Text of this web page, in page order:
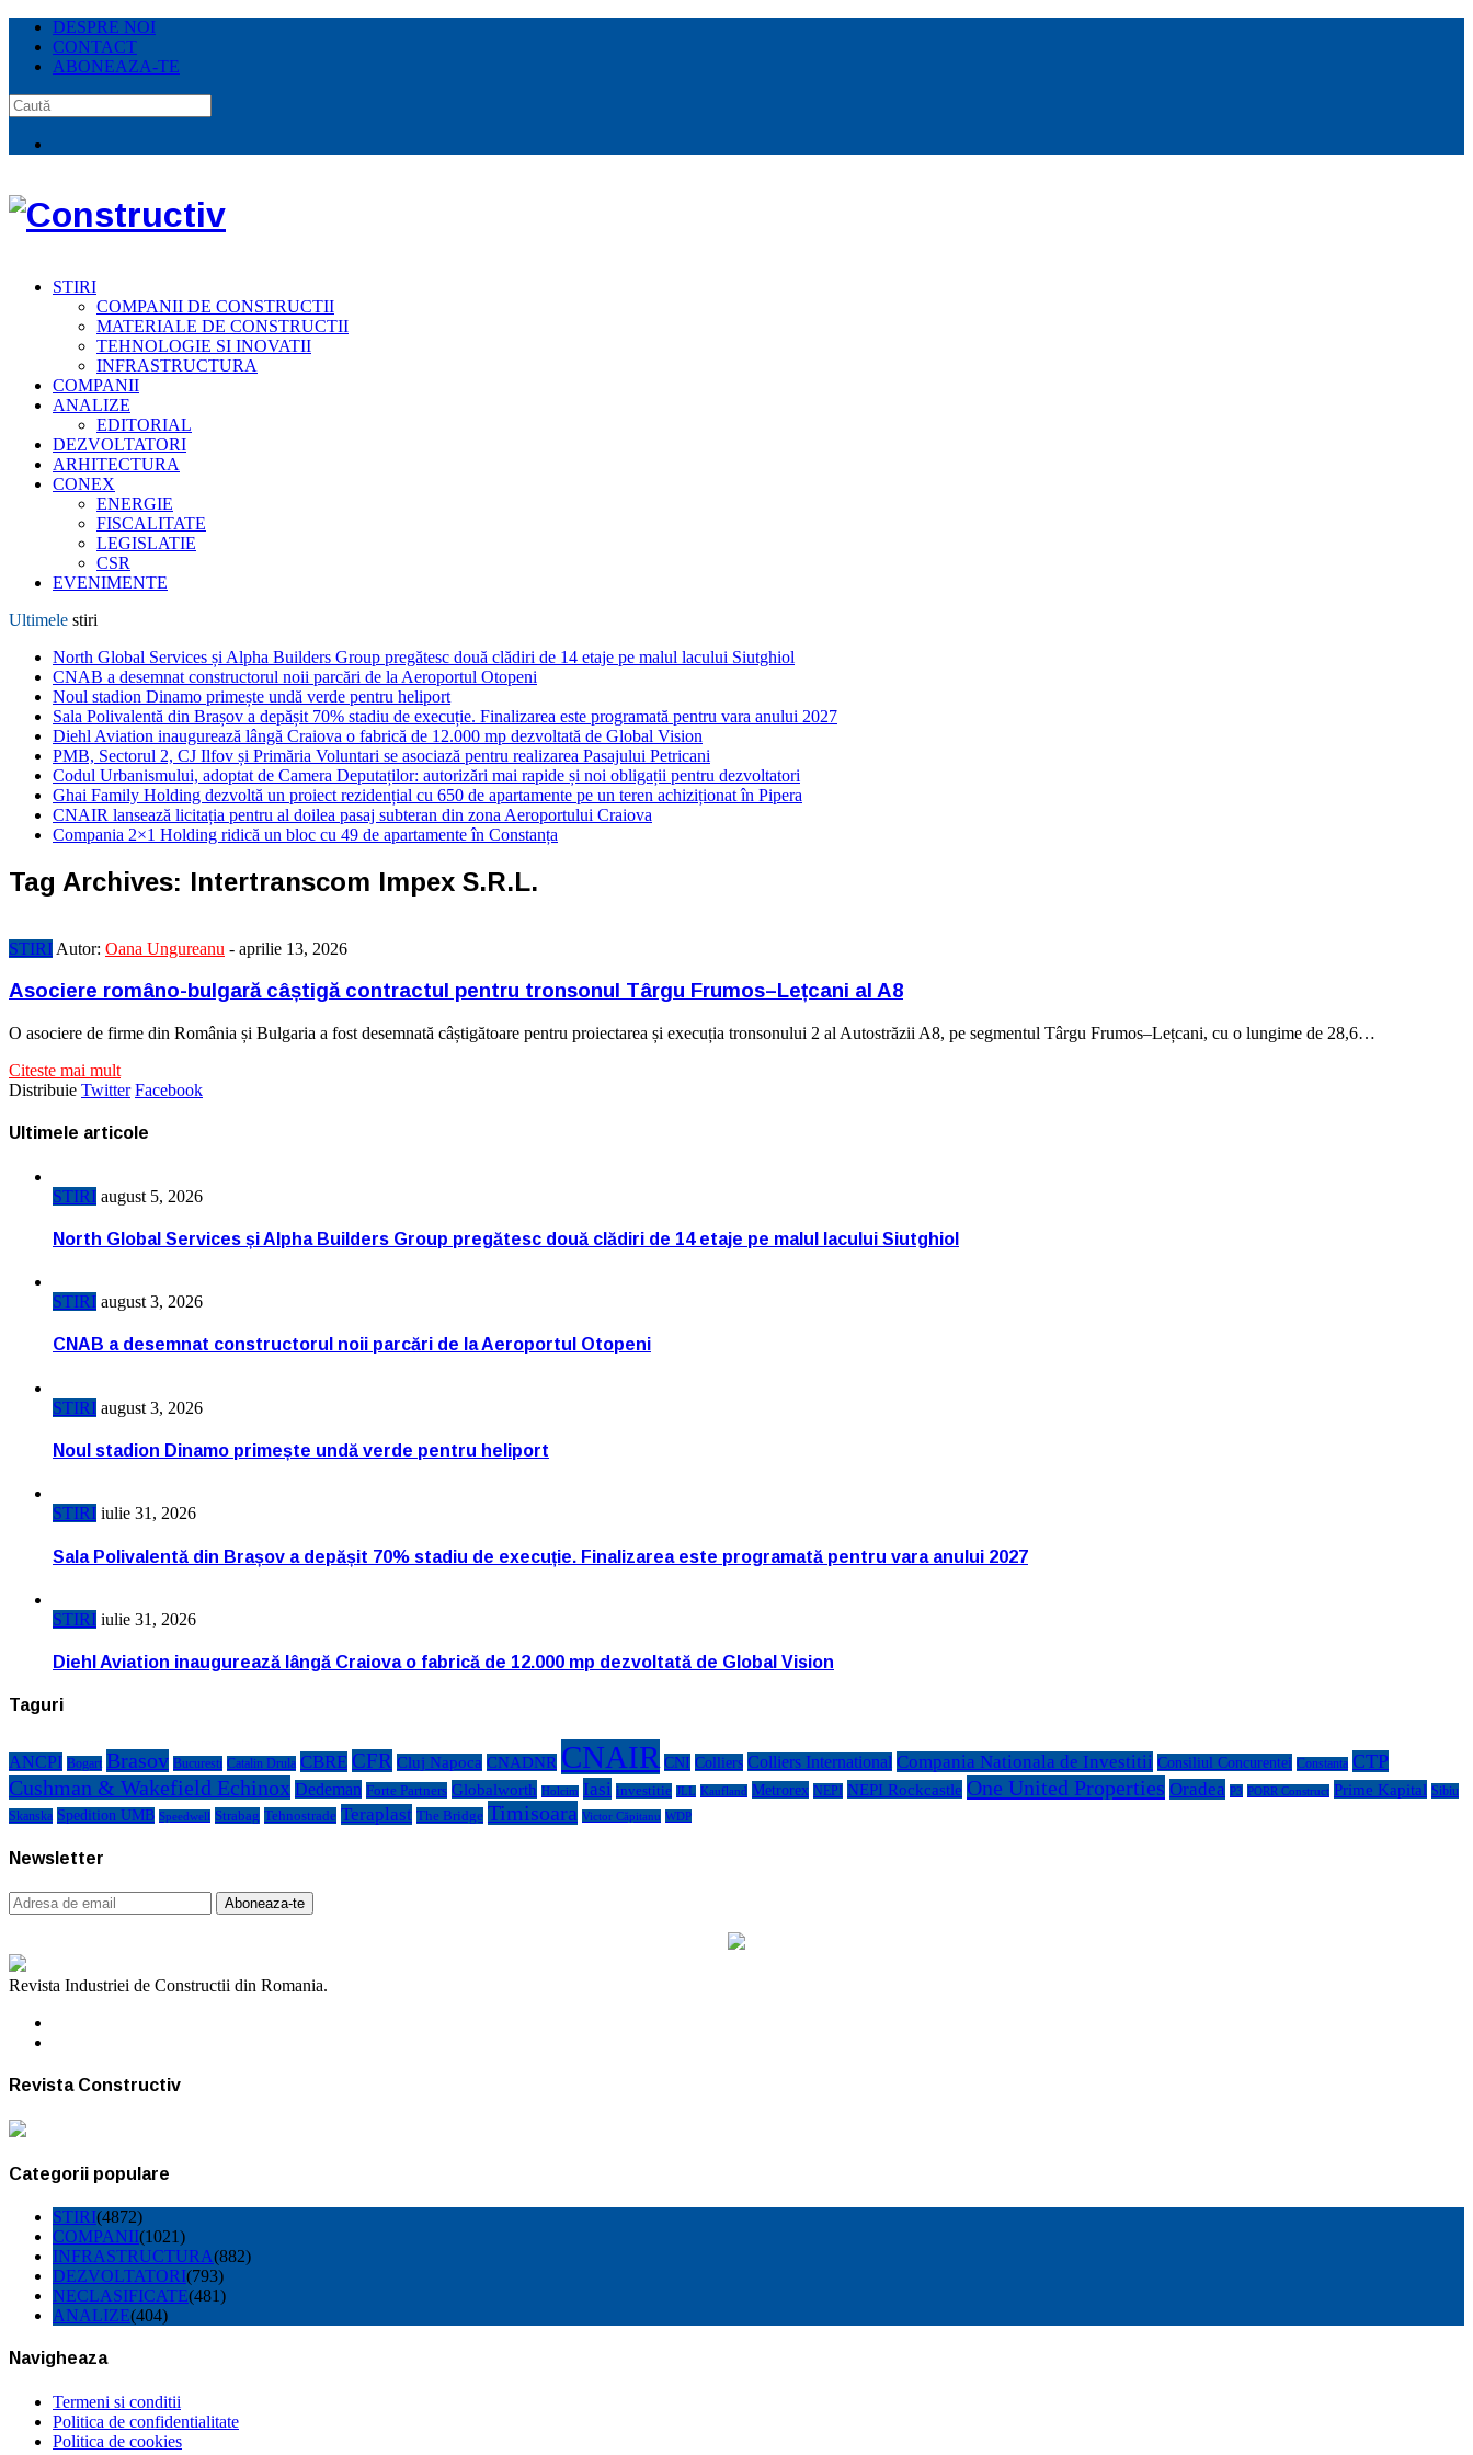
DESPRE NOI
CONTACT
ABONEAZA-TE
STIRI
COMPANII DE CONSTRUCTII
MATERIALE DE CONSTRUCTII
TEHNOLOGIE SI INOVATII
INFRASTRUCTURA
COMPANII
ANALIZE
EDITORIAL
DEZVOLTATORI
ARHITECTURA
CONEX
ENERGIE
FISCALITATE
LEGISLATIE
CSR
EVENIMENTE
Ultimele stiri
North Global Services și Alpha Builders Group pregătesc două clădiri de 14 etaje pe malul lacului Siutghiol
CNAB a desemnat constructorul noii parcări de la Aeroportul Otopeni
Noul stadion Dinamo primește undă verde pentru heliport
Sala Polivalentă din Brașov a depășit 70% stadiu de execuție. Finalizarea este programată pentru vara anului 2027
Diehl Aviation inaugurează lângă Craiova o fabrică de 12.000 mp dezvoltată de Global Vision
PMB, Sectorul 2, CJ Ilfov și Primăria Voluntari se asociază pentru realizarea Pasajului Petricani
Codul Urbanismului, adoptat de Camera Deputaților: autorizări mai rapide și noi obligații pentru dezvoltatori
Ghai Family Holding dezvoltă un proiect rezidențial cu 650 de apartamente pe un teren achiziționat în Pipera
CNAIR lansează licitația pentru al doilea pasaj subteran din zona Aeroportului Craiova
Compania 2×1 Holding ridică un bloc cu 49 de apartamente în Constanța
Tag Archives: Intertranscom Impex S.R.L.
STIRI Autor: Oana Ungureanu - aprilie 13, 2026
Asociere româno-bulgară câștigă contractul pentru tronsonul Târgu Frumos–Lețcani al A8
O asociere de firme din România și Bulgaria a fost desemnată câștigătoare pentru proiectarea și execuția tronsonului 2 al Autostrăzii A8, pe segmentul Târgu Frumos–Lețcani, cu o lungime de 28,6…
Citeste mai mult
Distribuie Twitter Facebook
Ultimele articole
STIRI august 5, 2026
North Global Services și Alpha Builders Group pregătesc două clădiri de 14 etaje pe malul lacului Siutghiol
STIRI august 3, 2026
CNAB a desemnat constructorul noii parcări de la Aeroportul Otopeni
STIRI august 3, 2026
Noul stadion Dinamo primește undă verde pentru heliport
STIRI iulie 31, 2026
Sala Polivalentă din Brașov a depășit 70% stadiu de execuție. Finalizarea este programată pentru vara anului 2027
STIRI iulie 31, 2026
Diehl Aviation inaugurează lângă Craiova o fabrică de 12.000 mp dezvoltată de Global Vision
Taguri
ANCPI Bogart Brasov Bucuresti Catalin Drula CBRE CFR Cluj Napoca CNADNR CNAIR CNI Colliers Colliers International Compania Nationala de Investitii Consiliul Concurentei Constanta CTP
Cushman & Wakefield Echinox Dedeman Forte Partners Globalworth Holcim Iasi investitie JLL Kaufland Metrorex NEPI NEPI Rockcastle One United Properties Oradea P3 PORR Construct Prime Kapital Sibiu
Skanska Spedition UMB Speedwell Strabag Tehnostrade Teraplast The Bridge Timisoara Victor Căpitanu WDP
Newsletter
Revista Industriei de Constructii din Romania.
Revista Constructiv
Categorii populare
STIRI(4872)
COMPANII(1021)
INFRASTRUCTURA(882)
DEZVOLTATORI(793)
NECLASIFICATE(481)
ANALIZE(404)
Navigheaza
Termeni si conditii
Politica de confidentialitate
Politica de cookies